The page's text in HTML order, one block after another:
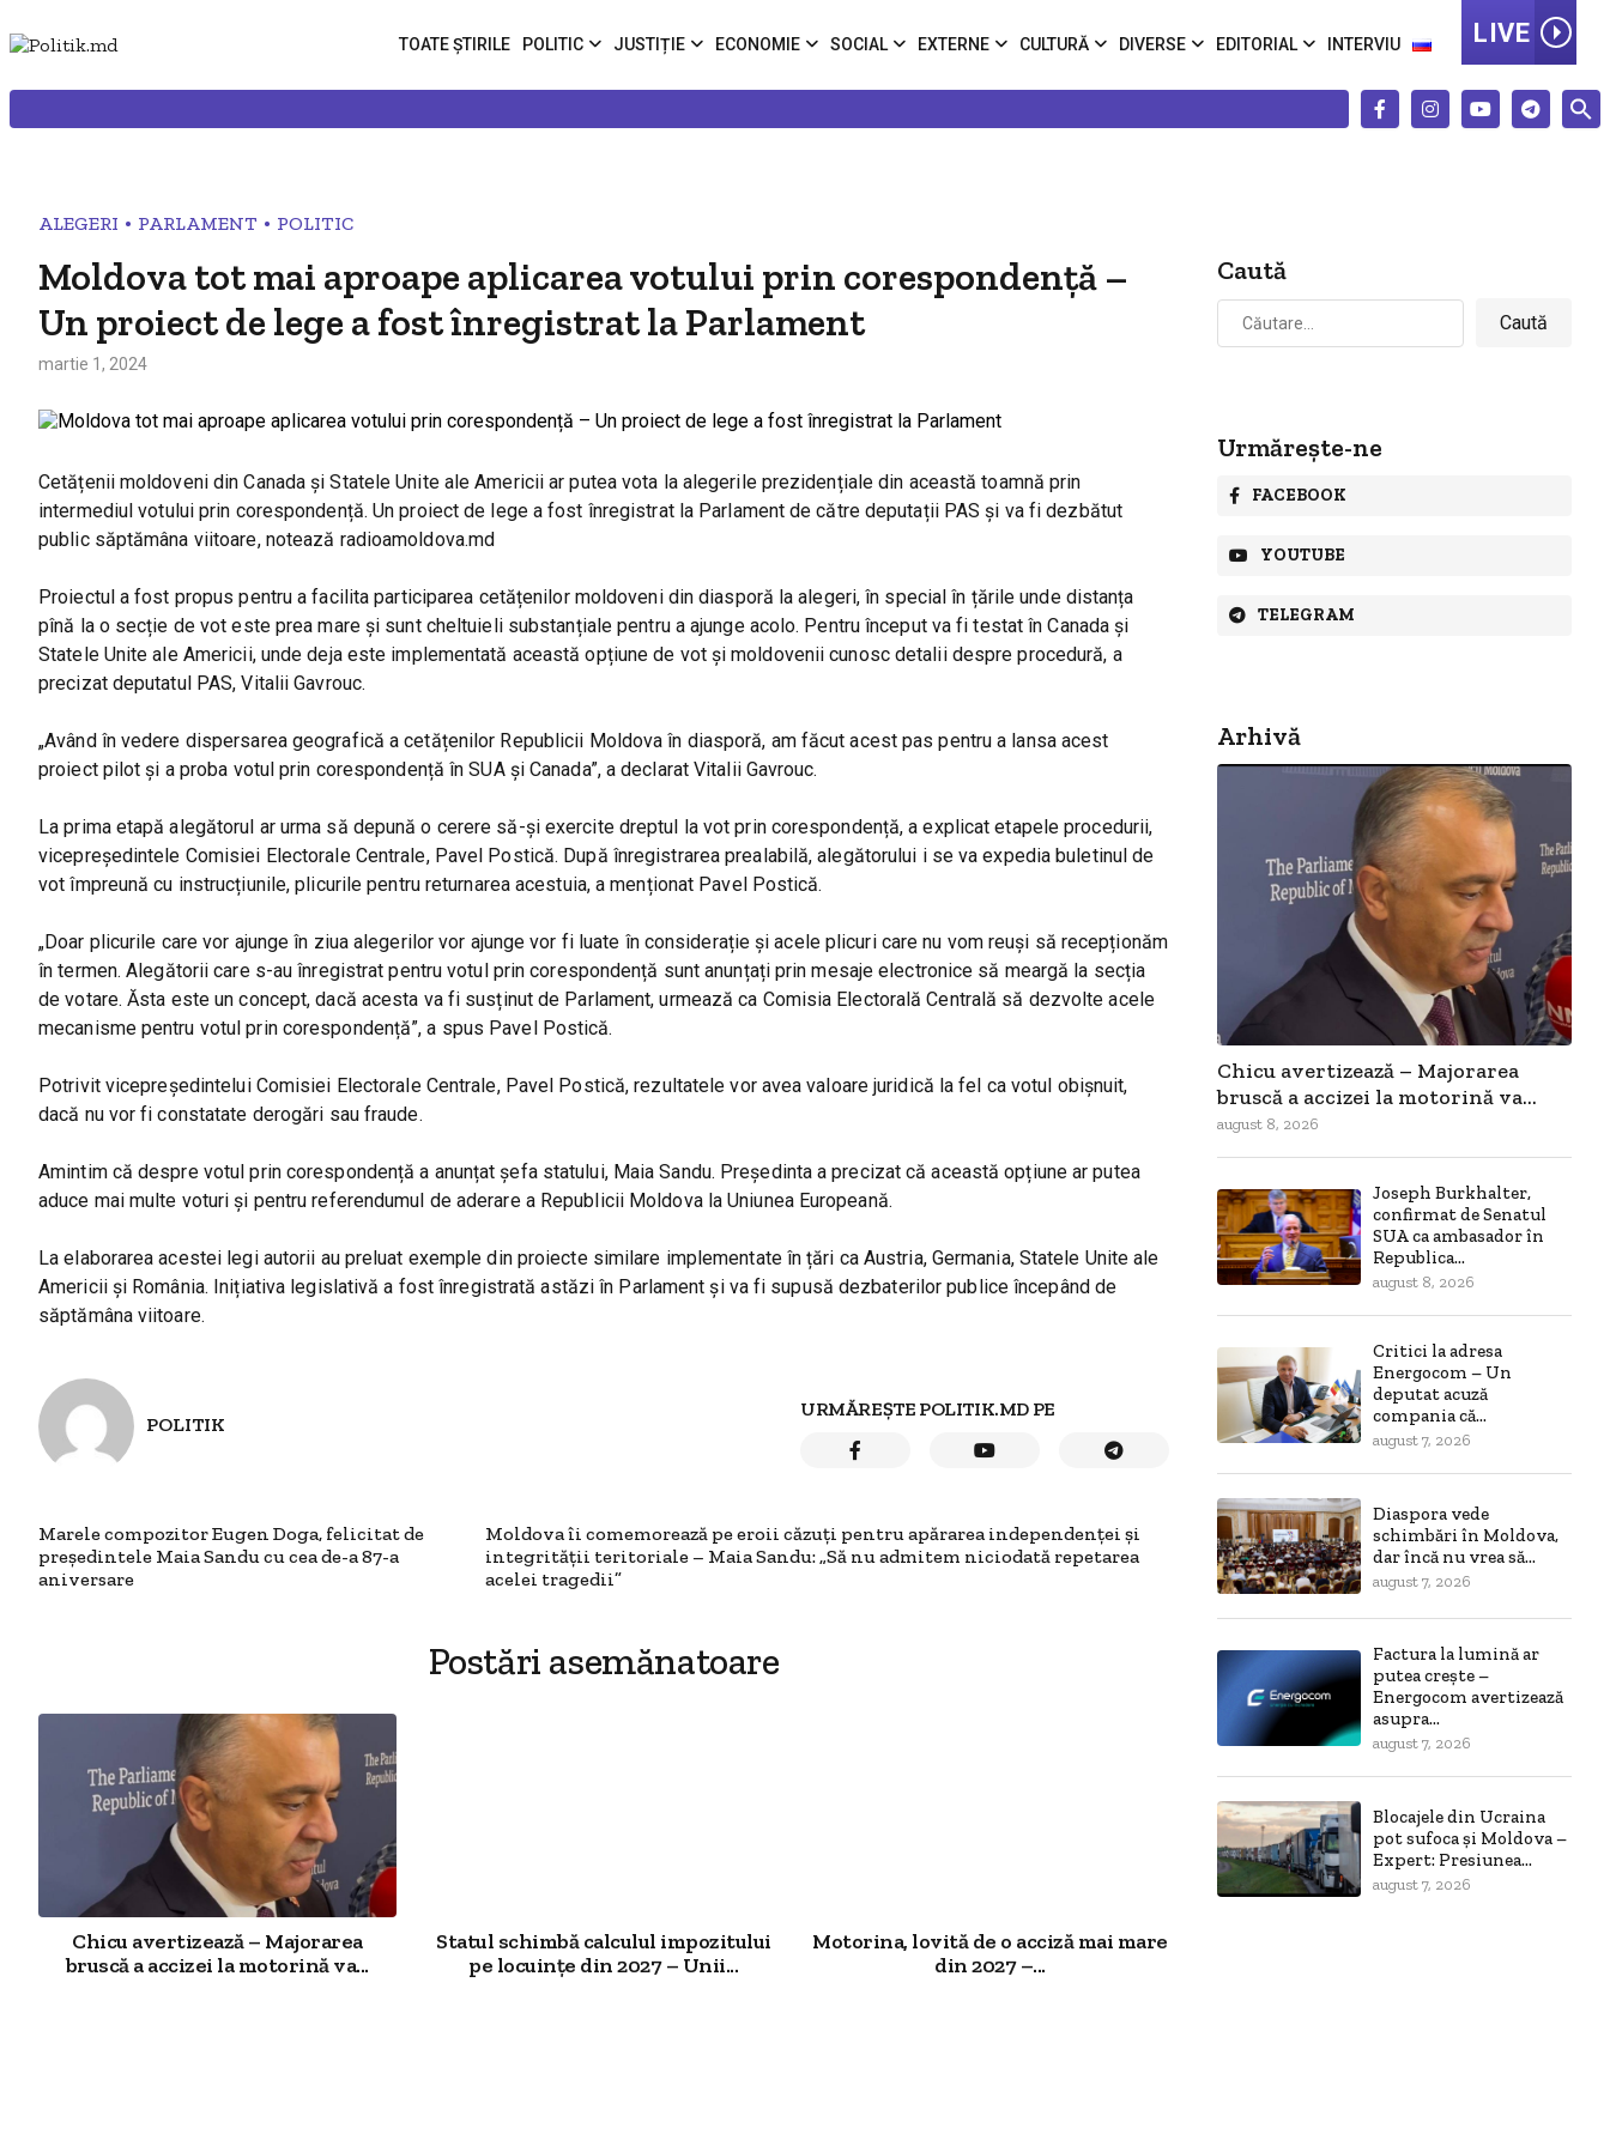
TOATE ȘTIRILE POLITIC JUSTIȚIE ECONOMIE SOCIAL EXTERNE CULTURĂ DIVERSE EDITORIAL INTERVIU LIVE
ALEGERI • PARLAMENT • POLITIC
Moldova tot mai aproape aplicarea votului prin corespondență –
Un proiect de lege a fost înregistrat la Parlament
martie 1, 2024
Cetățenii moldoveni din Canada și Statele Unite ale Americii ar putea vota la alegerile prezidențiale din această toamnă prin
intermediul votului prin corespondență. Un proiect de lege a fost înregistrat la Parlament de către deputații PAS și va fi dezbătut
public săptămâna viitoare, notează radioamoldova.md
Proiectul a fost propus pentru a facilita participarea cetățenilor moldoveni din diasporă la alegeri, în special în țările unde distanța
pînă la o secție de vot este prea mare și sunt cheltuieli substanțiale pentru a ajunge acolo. Pentru început va fi testat în Canada și
Statele Unite ale Americii, unde deja este implementată această opțiune de vot și moldovenii cunosc detalii despre procedură, a
precizat deputatul PAS, Vitalii Gavrouc.
„Având în vedere dispersarea geografică a cetățenilor Republicii Moldova în diasporă, am făcut acest pas pentru a lansa acest
proiect pilot și a proba votul prin corespondență în SUA și Canada”, a declarat Vitalii Gavrouc.
La prima etapă alegătorul ar urma să depună o cerere să-și exercite dreptul la vot prin corespondență, a explicat etapele procedurii,
vicepreședintele Comisiei Electorale Centrale, Pavel Postică. După înregistrarea prealabilă, alegătorului i se va expedia buletinul de
vot împreună cu instrucțiunile, plicurile pentru returnarea acestuia, a menționat Pavel Postică.
„Doar plicurile care vor ajunge în ziua alegerilor vor ajunge vor fi luate în considerație și acele plicuri care nu vom reuși să recepționăm
în termen. Alegătorii care s-au înregistrat pentru votul prin corespondență sunt anunțați prin mesaje electronice să meargă la secția
de votare. Ăsta este un concept, dacă acesta va fi susținut de Parlament, urmează ca Comisia Electorală Centrală să dezvolte acele
mecanisme pentru votul prin corespondență”, a spus Pavel Postică.
Potrivit vicepreședintelui Comisiei Electorale Centrale, Pavel Postică, rezultatele vor avea valoare juridică la fel ca votul obișnuit,
dacă nu vor fi constatate derogări sau fraude.
Amintim că despre votul prin corespondență a anunțat șefa statului, Maia Sandu. Președinta a precizat că această opțiune ar putea
aduce mai multe voturi și pentru referendumul de aderare a Republicii Moldova la Uniunea Europeană.
La elaborarea acestei legi autorii au preluat exemple din proiecte similare implementate în țări ca Austria, Germania, Statele Unite ale
Americii și România. Inițiativa legislativă a fost înregistrată astăzi în Parlament și va fi supusă dezbaterilor publice începând de
săptămâna viitoare.
POLITIK
URMĂREȘTE POLITIK.MD PE
Marele compozitor Eugen Doga, felicitat de
președintele Maia Sandu cu cea de-a 87-a
aniversare
Moldova îi comemorează pe eroii căzuți pentru apărarea independenței și
integrității teritoriale – Maia Sandu: „Să nu admitem niciodată repetarea
acelei tragedii”
Postări asemănatoare
Chicu avertizează – Majorarea
bruscă a accizei la motorină va...
Statul schimbă calculul impozitului
pe locuințe din 2027 – Unii...
Motorina, lovită de o acciză mai mare
din 2027 –...
Caută
Caută
după:
Urmărește-ne
FACEBOOK
YOUTUBE
TELEGRAM
Arhivă
Chicu avertizează – Majorarea
bruscă a accizei la motorină va...
august 8, 2026
Joseph Burkhalter,
confirmat de Senatul
SUA ca ambasador în
Republica...
august 8, 2026
Critici la adresa
Energocom – Un
deputat acuză
compania că...
august 7, 2026
Diaspora vede
schimbări în Moldova,
dar încă nu vrea să...
august 7, 2026
Factura la lumină ar
putea crește –
Energocom avertizează
asupra...
august 7, 2026
Blocajele din Ucraina
pot sufoca și Moldova –
Expert: Presiunea...
august 7, 2026